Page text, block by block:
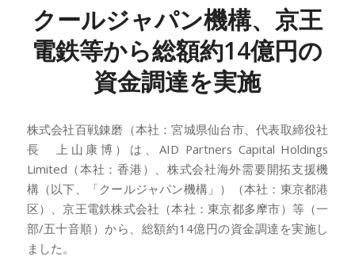
クールジャパン機構、京王
電鉄等から総額約14億円の
資金調達を実施
株式会社百戦錬磨（本社：宮城県仙台市、代表取締役社
長 上山康博）は、AID Partners Capital Holdings
Limited（本社：香港）、株式会社海外需要開拓支援機
構（以下、「クールジャパン機構」）（本社：東京都港
区）、京王電鉄株式会社（本社：東京都多摩市）等（一
部/五十音順）から、総額約14億円の資金調達を実施し
ました。